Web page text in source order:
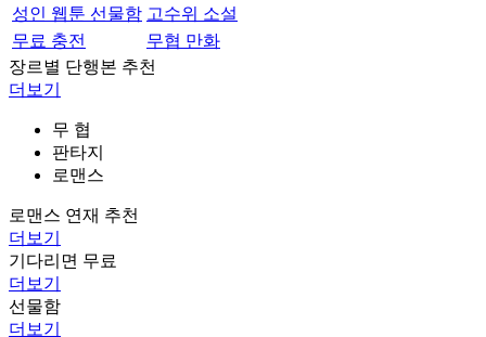
성인 웹툰 선물함 고수위 소설
무료 충전
무협 만화
장르별 단행본 추천
더보기
무 협
판타지
로맨스
로맨스 연재 추천
더보기
기다리면 무료
더보기
선물함
더보기